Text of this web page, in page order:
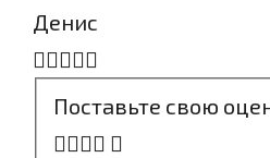
Денис
Поставьте свою